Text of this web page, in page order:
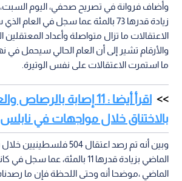
وأضاف فروانة في تصريح صحفي، اليوم
زيادة قدرها 73 بالمئة عما سجل في
الاعتقالات ما تزال متواصلة وأعداد المعتقلين
والأرقام تشير إلى أن العام الحالي سيحمل في
ما استمرت الاعتقالات على نفس الوتيرة.
اقرأ أيضا : 11 إصابة
بالاختناق خلال مواجهات في نابلس
وبين أنه تم رصد اعتقال 504
الماضي بزيادة قدرها 11 بالمئة، عما
الماضي ،موضحا أنه وحتى اللحظة فإن ما